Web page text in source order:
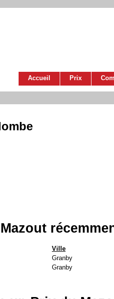
Accueil Prix
Ville
Granby
Granby